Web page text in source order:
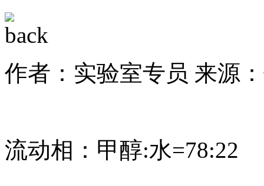
作者：实验室专员 来源
流动相：甲醇:水=78:22